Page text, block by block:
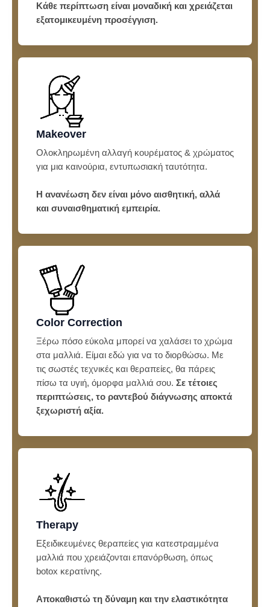
Κάθε περίπτωση είναι μοναδική και χρειάζεται
εξατομικευμένη προσέγγιση.
Makeover
Ολοκληρωμένη αλλαγή κουρέματος & χρώματος
για μια καινούρια, εντυπωσιακή ταυτότητα.
Η ανανέωση δεν είναι μόνο αισθητική, αλλά
και συναισθηματική εμπειρία.
Color Correction
Ξέρω πόσο εύκολα μπορεί να χαλάσει το χρώμα
στα μαλλιά. Είμαι εδώ για να το διορθώσω. Με
τις σωστές τεχνικές και θεραπείες, θα πάρεις
πίσω τα υγιή, όμορφα μαλλιά σου. Σε τέτοιες
περιπτώσεις, το ραντεβού διάγνωσης αποκτά
ξεχωριστή αξία.
Therapy
Εξειδικευμένες θεραπείες για κατεστραμμένα
μαλλιά που χρειάζονται επανόρθωση, όπως
botox κερατίνης.
Αποκαθιστώ τη δύναμη και την ελαστικότητα